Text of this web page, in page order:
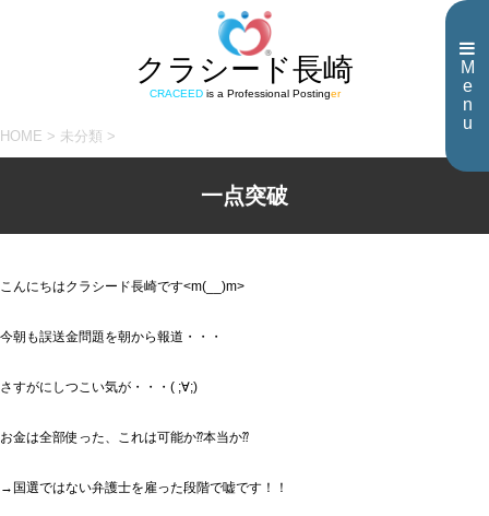
M
e
n
u
クラシード長崎
CRACEEDis a Professional Postinger
HOME > 未分類 >
一点突破
こんにちはクラシード長崎です<m(__)m>
今朝も誤送金問題を朝から報道・・・
さすがにしつこい気が・・・( ;∀;)
お金は全部使った、これは可能か⁇本当か⁇
→国選ではない弁護士を雇った段階で嘘です！！